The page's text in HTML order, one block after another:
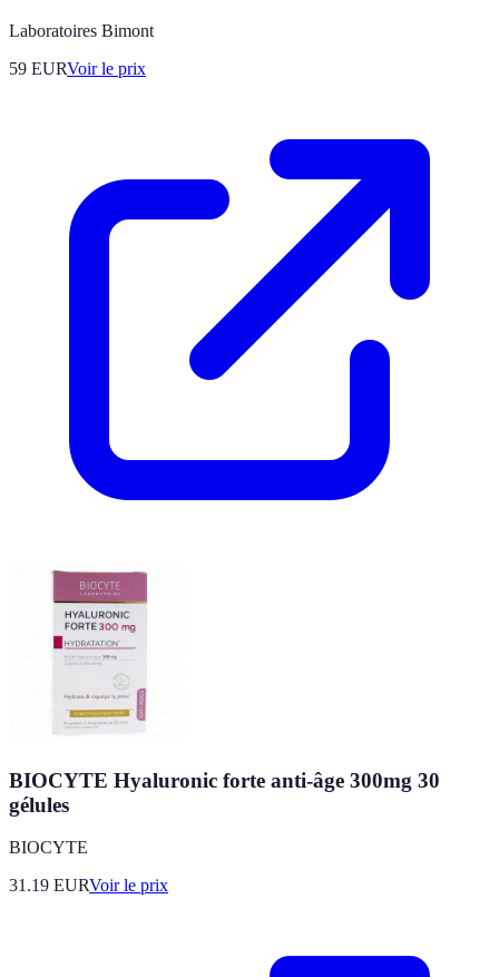
Laboratoires Bimont
59 EURVoir le prix
BIOCYTE Hyaluronic forte anti-âge 300mg 30
gélules
BIOCYTE
31.19 EURVoir le prix